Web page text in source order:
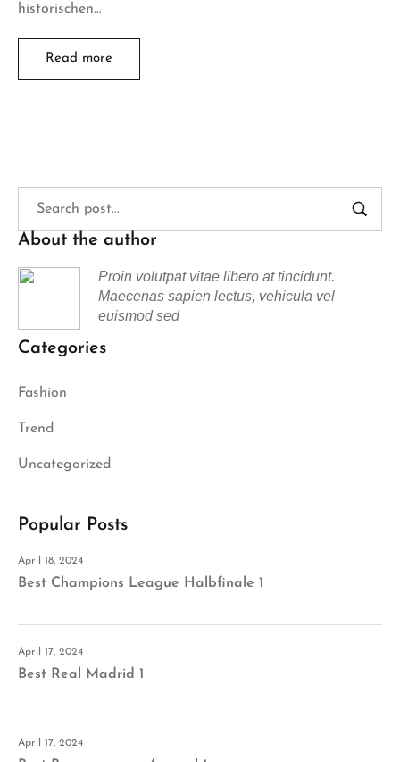
historischen…
Read more
About the author
Proin volutpat vitae libero at tincidunt.
Maecenas sapien lectus, vehicula vel
euismod sed
Categories
Fashion
Trend
Uncategorized
Popular Posts
April 18, 2024
Best Champions League Halbfinale 1
April 17, 2024
Best Real Madrid 1
April 17, 2024